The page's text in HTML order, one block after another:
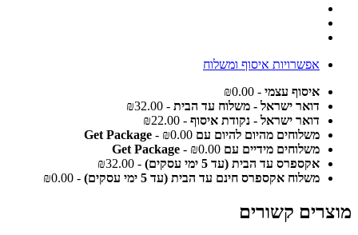
אפשרויות איסוף ומשלוח
איסוף עצמי - ₪0.00
דואר ישראל - משלוח עד הבית - ₪32.00
דואר ישראל - נקודת איסוף - ₪22.00
משלוחים מהיום להיום עם Get Package - ₪0.00
משלוחים מידיים עם Get Package - ₪0.00
אקספרס עד הבית (עד 5 ימי עסקים)
- ₪32.00
משלוח אקספרס חינם עד הבית (עד 5 ימי עסקים)
- ₪0.00
מוצרים קשורים